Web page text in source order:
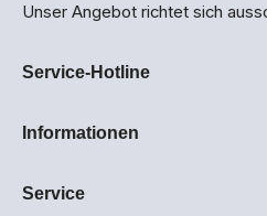
Unser Angebot richtet sich
Service-Hotline
Informationen
Service